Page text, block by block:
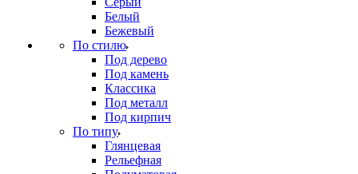
Белый
Бежевый
По стилю
Под дерево
Под камень
Классика
Под металл
Под кирпич
По типу
Глянцевая
Рельефная